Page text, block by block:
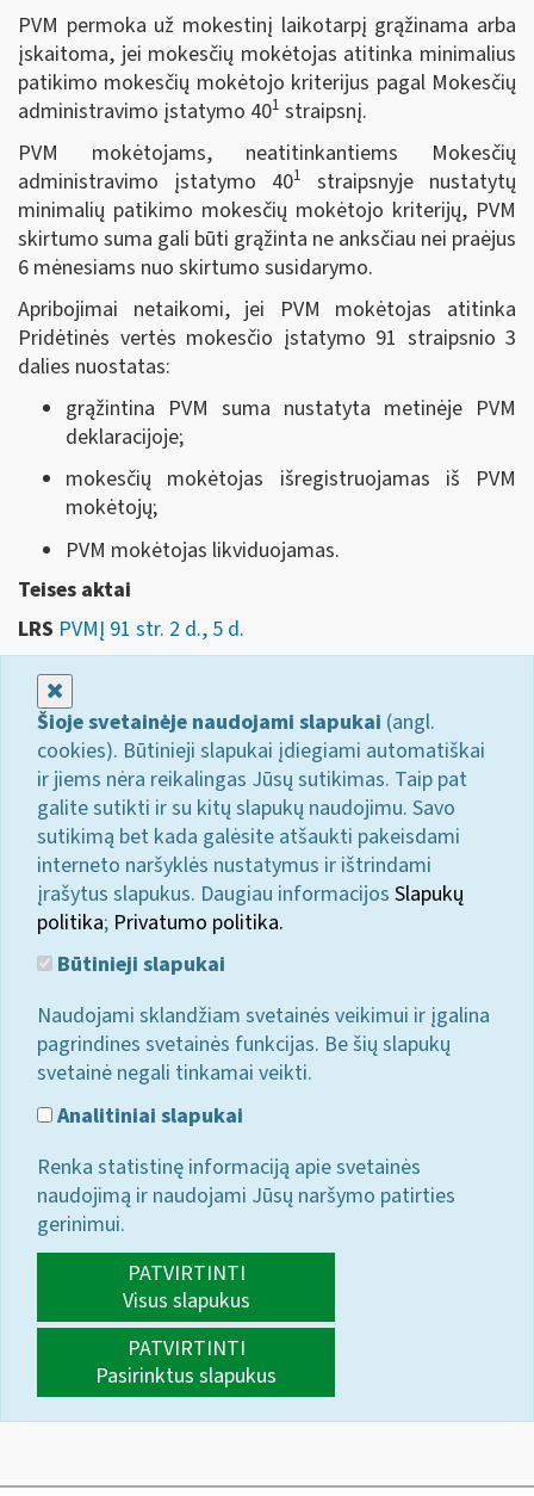
PVM permoka už mokestinį laikotarpį grąžinama arba
įskaitoma, jei mokesčių mokėtojas atitinka minimalius
patikimo mokesčių mokėtojo kriterijus pagal Mokesčių
administravimo įstatymo 401 straipsnį.
PVM mokėtojams, neatitinkantiems Mokesčių
administravimo įstatymo 401
straipsnyje nustatytų
minimalių patikimo mokesčių mokėtojo kriterijų, PVM
skirtumo suma gali būti grąžinta ne anksčiau nei praėjus
6 mėnesiams nuo skirtumo susidarymo.
Apribojimai netaikomi, jei PVM mokėtojas atitinka
Pridėtinės vertės mokesčio įstatymo 91 straipsnio 3
dalies nuostatas:
grąžintina PVM suma nustatyta metinėje PVM
deklaracijoje;
mokesčių mokėtojas išregistruojamas iš PVM
mokėtojų;
PVM mokėtojas likviduojamas.
Teises aktai
LRS PVMĮ 91 str. 2 d., 5 d.
Šioje svetainėje naudojami slapukai (angl.
cookies). Būtinieji slapukai įdiegiami automatiškai
ir jiems nėra reikalingas Jūsų sutikimas. Taip pat
galite sutikti ir su kitų slapukų naudojimu. Savo
sutikimą bet kada galėsite atšaukti pakeisdami
interneto naršyklės nustatymus ir ištrindami
įrašytus slapukus. Daugiau informacijos Slapukų
politika; Privatumo politika.
Būtinieji slapukai
Naudojami sklandžiam svetainės veikimui ir įgalina
pagrindines svetainės funkcijas. Be šių slapukų
svetainė negali tinkamai veikti.
Analitiniai slapukai
Renka statistinę informaciją apie svetainės
naudojimą ir naudojami Jūsų naršymo patirties
gerinimui.
PATVIRTINTI
Visus slapukus
PATVIRTINTI
Pasirinktus slapukus